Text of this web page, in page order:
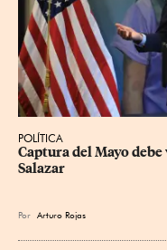
POLÍTICA
Captura del Mayo
Salazar
Por Arturo Rojas